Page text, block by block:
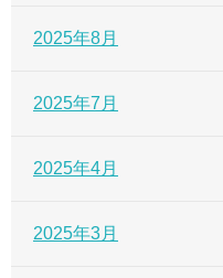
2025年8月
2025年7月
2025年4月
2025年3月